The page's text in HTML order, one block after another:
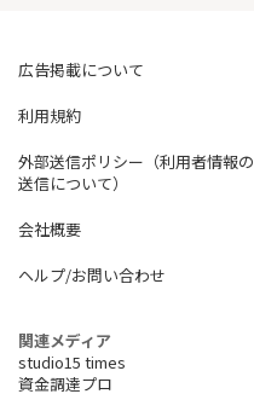
広告掲載について
利用規約
外部送信ポリシー（利用者情報の
送信について）
会社概要
ヘルプ/お問い合わせ
関連メディア
studio15 times
資金調達プロ